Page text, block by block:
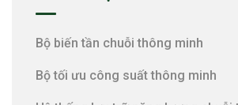
Bộ biến tần chuỗi thông minh
Bộ tối ưu công suất thông minh